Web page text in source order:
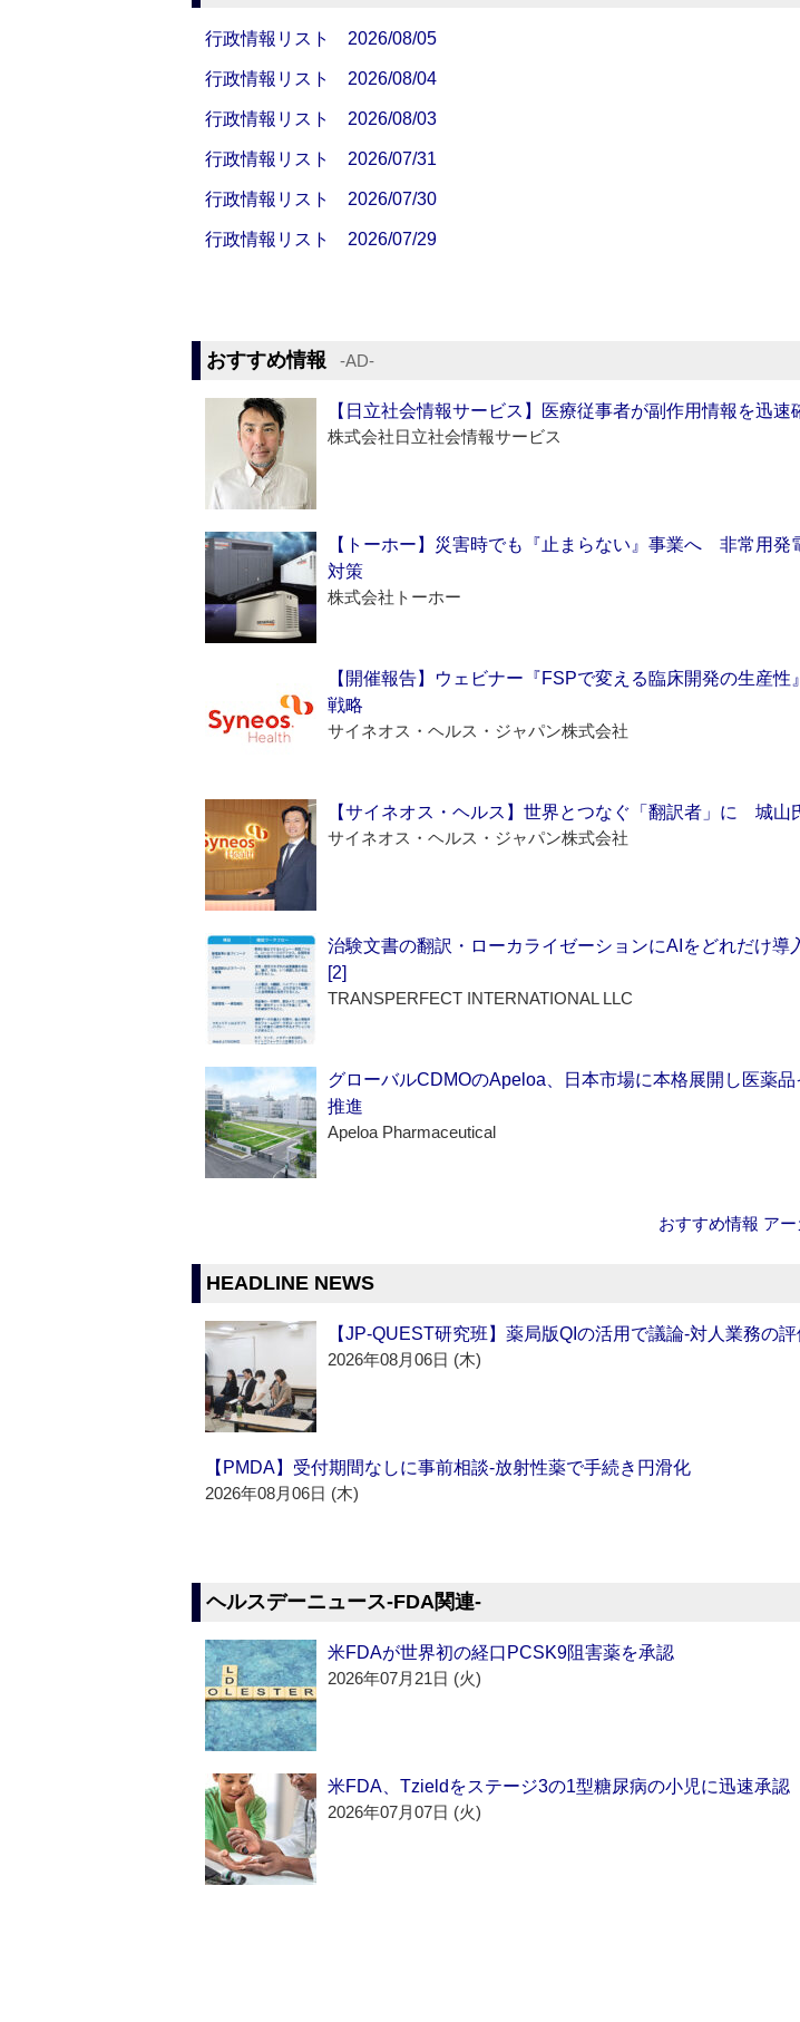
行政情報リスト 2026/08/05
行政情報リスト 2026/08/04
行政情報リスト 2026/08/03
行政情報リスト 2026/07/31
行政情報リスト 2026/07/30
行政情報リスト 2026/07/29
おすすめ情報 ‐AD‐
【日立社会情報サービス】医療従事者が副作用情報を迅速
株式会社日立社会情報サービス
【トーホー】災害時でも『止まらない』事業へ 非常用発
対策
株式会社トーホー
【開催報告】ウェビナー『FSPで変える臨床開発の生産性
戦略
サイネオス・ヘルス・ジャパン株式会社
【サイネオス・ヘルス】世界とつなぐ「翻訳者」に 城山
サイネオス・ヘルス・ジャパン株式会社
治験文書の翻訳・ローカライゼーションにAIをどれだけ導
[2]
TRANSPERFECT INTERNATIONAL LLC
グローバルCDMOのApeloa、日本市場に本格展開し医薬
推進
Apeloa Pharmaceutical
おすすめ情報 アー
HEADLINE NEWS
【JP-QUEST研究班】薬局版QIの活用で議論‐対人業務の
2026年08月06日 (木)
【PMDA】受付期間なしに事前相談‐放射性薬で手続き円滑化
2026年08月06日 (木)
ヘルスデーニュース‐FDA関連‐
米FDAが世界初の経口PCSK9阻害薬を承認
2026年07月21日 (火)
米FDA、Tzieldをステージ3の1型糖尿病の小児に迅速承認
2026年07月07日 (火)